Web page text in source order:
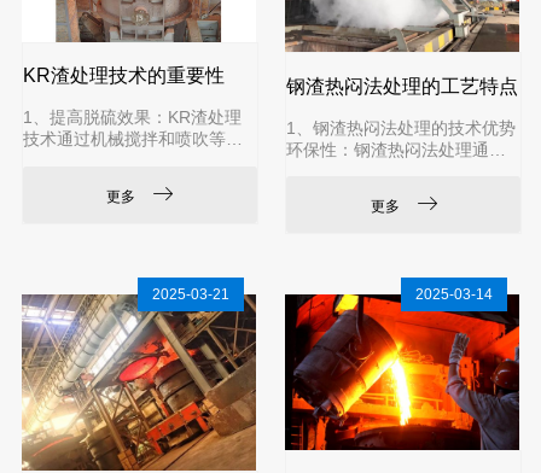
KR渣处理技术的重要性
‌1、提高脱硫效果‌：KR渣处理
技术通过机械搅拌和喷吹等方
触，从而提高脱硫效果。例
如，重庆钢铁通过“喷吹式KR
更多
钢渣热闷法处理的工艺特点
1‌、钢渣热闷法处理的技术优势‌‌
环保性‌：钢渣热闷法处理通过
遇水膨胀隐患，提升安定性，
满足道路、建材等场景应用标
更多
2025-03-21 2025-03-14